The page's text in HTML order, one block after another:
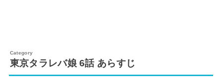
東京タラレバ娘 6話 あらすじ